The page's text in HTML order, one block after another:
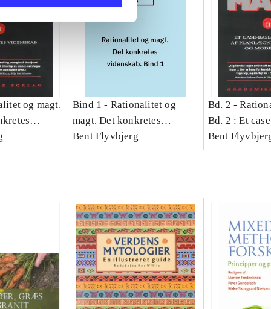
og magt.
Bind 1 - Rationalitet og
magt. Det konkretes
videnskab. Bind 1
Bent Flyvbjerg
Bd. 2 -
Bd. 2 : Et
studie af
Bent